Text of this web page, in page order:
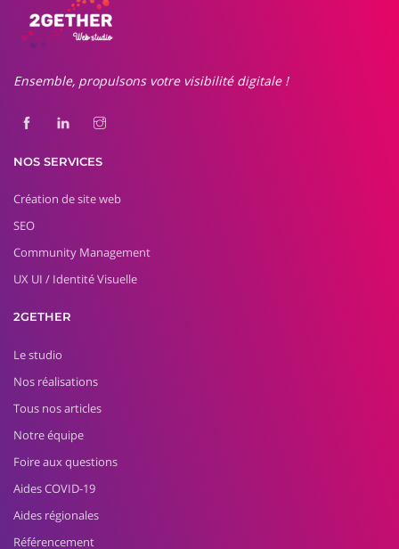
Ensemble, propulsons votre visibilité digitale !
NOS SERVICES
Création de site web
SEO
Community Management
UX UI / Identité Visuelle
2GETHER
Le studio
Nos réalisations
Tous nos articles
Notre équipe
Foire aux questions
Aides COVID-19
Aides régionales
Référencement